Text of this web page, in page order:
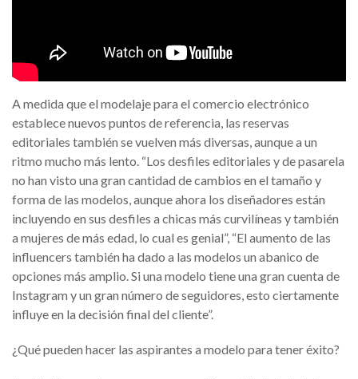
A medida que el modelaje para el comercio electrónico
establece nuevos puntos de referencia, las reservas
editoriales también se vuelven más diversas, aunque a un
ritmo mucho más lento. “Los desfiles editoriales y de pasarela
no han visto una gran cantidad de cambios en el tamaño y
forma de las modelos, aunque ahora los diseñadores están
incluyendo en sus desfiles a chicas más curvilíneas y también
a mujeres de más edad, lo cual es genial”, “El aumento de las
influencers también ha dado a las modelos un abanico de
opciones más amplio. Si una modelo tiene una gran cuenta de
Instagram y un gran número de seguidores, esto ciertamente
influye en la decisión final del cliente”.
¿Qué pueden hacer las aspirantes a modelo para tener éxito?